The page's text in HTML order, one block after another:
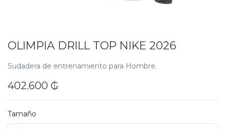
OLIMPIA DRILL TOP NIKE 2026
Sudadera de entrenamiento para Hombre.
402.600 ₲
Tamaño